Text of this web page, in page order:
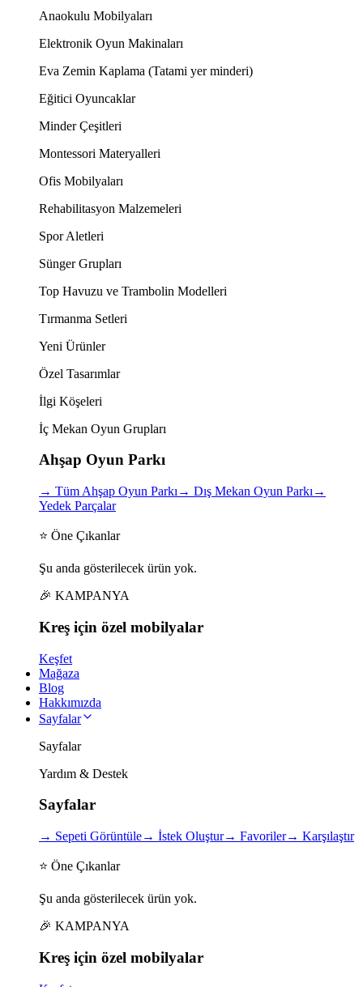
Anaokulu Mobilyaları
Elektronik Oyun Makinaları
Eva Zemin Kaplama (Tatami yer minderi)
Eğitici Oyuncaklar
Minder Çeşitleri
Montessori Materyalleri
Ofis Mobilyaları
Rehabilitasyon Malzemeleri
Spor Aletleri
Sünger Grupları
Top Havuzu ve Trambolin Modelleri
Tırmanma Setleri
Yeni Ürünler
Özel Tasarımlar
İlgi Köşeleri
İç Mekan Oyun Grupları
Ahşap Oyun Parkı
→ Tüm Ahşap Oyun Parkı → Dış Mekan Oyun Parkı →
Yedek Parçalar
⭐ Öne Çıkanlar
Şu anda gösterilecek ürün yok.
🎉 KAMPANYA
Kreş için özel mobilyalar
Keşfet
Mağaza
Blog
Hakkımızda
Sayfalar
Sayfalar
Yardım & Destek
Sayfalar
→ Sepeti Görüntüle→ İstek Oluştur→ Favoriler→ Karşılaştır
⭐ Öne Çıkanlar
Şu anda gösterilecek ürün yok.
🎉 KAMPANYA
Kreş için özel mobilyalar